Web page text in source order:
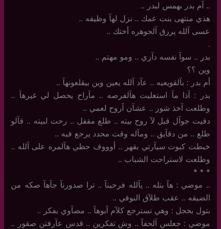
..‏ آم بدر بهمس لبدر ..
هذي منتهى بنت عمك .. نزل لهآ وظيفه ..
عسى آلله يرزق آلجوهره أختك ..
‏.
بدر .. سوآ نفسه دآري .. ومو مهتم ..
وين ؟؟
أم بدر : بآلقويعيه .. عآد آلله يعين وين بيقلعونهآ ..
بدر : آذا مآ استغليت هآلفرصه .. مآراح يحصل لي غيرهآ ..
وطلعت آخذ شور .. عشآن آروح لعمي ..
دقيت جوآل قبل لآ روح بيته .. طلع مقفل .. رحت لبيته .. قآلو
طلع .. من دقآيق .. ومآله وقت محدد يرجع فيه ..
خبطت كبوت سيآرتي بقهر .. أوووف حظي هآلمره على آلله ..
وطلعت لاستراحت الشباب ..
‏*‏ * *
..‏ موضي : هآ بتله .. يآلله فرحينآ .. ترا صدورنآ جآهآ صكه من
الضيقه .. عقب طلآق النوفي ..
بتول بخجل : وهي تسترجع كلآم آبوهآ .. مضآوي بفكر ..
موضي : جعلس آلحفآ .. وش تفكرين .. قدس عآرفتن صقور ..